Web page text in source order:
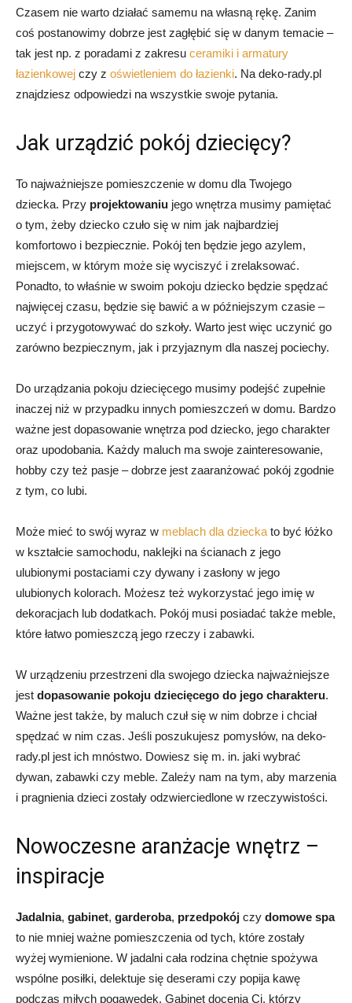
Czasem nie warto działać samemu na własną rękę. Zanim
coś postanowimy dobrze jest zagłębić się w danym temacie –
tak jest np. z poradami z zakresu ceramiki i armatury
łazienkowej czy z oświetleniem do łazienki. Na deko-rady.pl
znajdziesz odpowiedzi na wszystkie swoje pytania.
Jak urządzić pokój dziecięcy?
To najważniejsze pomieszczenie w domu dla Twojego
dziecka. Przy projektowaniu jego wnętrza musimy pamiętać
o tym, żeby dziecko czuło się w nim jak najbardziej
komfortowo i bezpiecznie. Pokój ten będzie jego azylem,
miejscem, w którym może się wyciszyć i zrelaksować.
Ponadto, to właśnie w swoim pokoju dziecko będzie spędzać
najwięcej czasu, będzie się bawić a w późniejszym czasie –
uczyć i przygotowywać do szkoły. Warto jest więc uczynić go
zarówno bezpiecznym, jak i przyjaznym dla naszej pociechy.
Do urządzania pokoju dziecięcego musimy podejść zupełnie
inaczej niż w przypadku innych pomieszczeń w domu. Bardzo
ważne jest dopasowanie wnętrza pod dziecko, jego charakter
oraz upodobania. Każdy maluch ma swoje zainteresowanie,
hobby czy też pasje – dobrze jest zaaranżować pokój zgodnie
z tym, co lubi.
Może mieć to swój wyraz w meblach dla dzieckato być łóżko
w kształcie samochodu, naklejki na ścianach z jego
ulubionymi postaciami czy dywany i zasłony w jego
ulubionych kolorach. Możesz też wykorzystać jego imię w
dekoracjach lub dodatkach. Pokój musi posiadać także meble,
które łatwo pomieszczą jego rzeczy i zabawki.
W urządzeniu przestrzeni dla swojego dziecka najważniejsze
jest dopasowanie pokoju dziecięcego do jego charakteru.
Ważne jest także, by maluch czuł się w nim dobrze i chciał
spędzać w nim czas. Jeśli poszukujesz pomysłów, na deko-
rady.pl jest ich mnóstwo. Dowiesz się m. in. jaki wybrać
dywan, zabawki czy meble. Zależy nam na tym, aby marzenia
i pragnienia dzieci zostały odzwierciedlone w rzeczywistości.
Nowoczesne aranżacje wnętrz –
inspiracje
Jadalnia, gabinet, garderoba, przedpokój czy domowe spa
to nie mniej ważne pomieszczenia od tych, które zostały
wyżej wymienione. W jadalni cała rodzina chętnie spożywa
wspólne posiłki, delektuje się deserami czy popija kawę
podczas miłych pogawędek. Gabinet docenią Ci, którzy